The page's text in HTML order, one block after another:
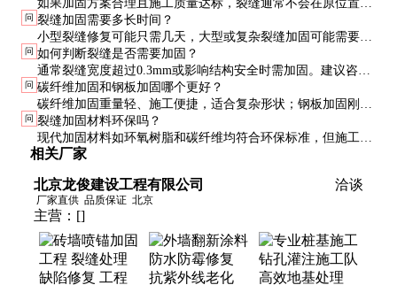
如果加固方案合理且施工质量达标，裂缝通常不会在原位置复
发。但若结构受力条件未改变或裂缝成因未消除（如地基沉
降），其他部位可能出现新裂缝。
问 裂缝加固需要多长时间？
小型裂缝修复可能只需几天，大型或复杂裂缝加固可能需要数
周。具体时间取决于裂缝规模、加固方法和施工条件。
问 如何判断裂缝是否需要加固？
通常裂缝宽度超过0.3mm或影响结构安全时需加固。建议咨询
专业结构工程师进行评估。
问 碳纤维加固和钢板加固哪个更好？
碳纤维加固重量轻、施工便捷，适合复杂形状；钢板加固刚度
高、成本低，适合大面积加固。选择需根据具体需求和预算。
问 裂缝加固材料环保吗？
现代加固材料如环氧树脂和碳纤维均符合环保标准，但施工时
仍需注意通风和防护，避免接触皮肤和吸入粉尘。
相关厂家
北京龙俊建设工程有限公司 洽谈
厂家直供 品质保证 北京
主营： []